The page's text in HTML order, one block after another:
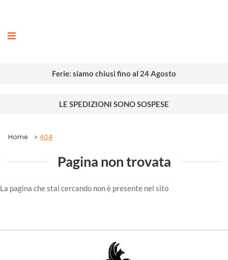
Ferie: siamo chiusi fino al 24 Agosto
LE SPEDIZIONI SONO SOSPESE
Home 404
Pagina non trovata
La pagina che stai cercando non è presente nel sito